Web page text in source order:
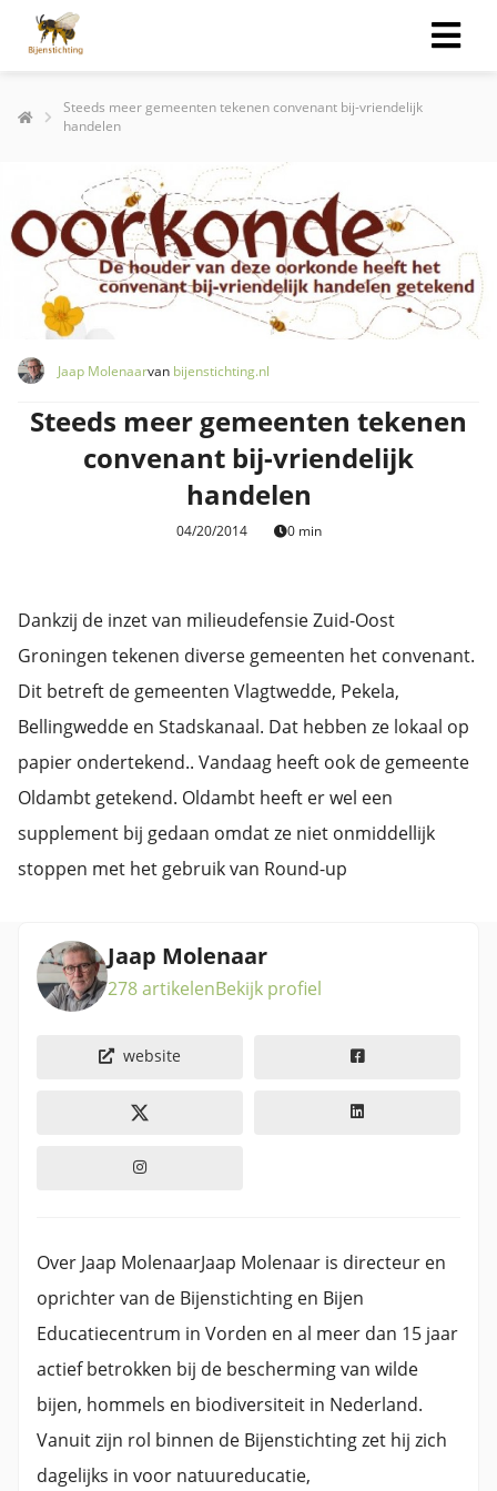
Steeds meer gemeenten tekenen convenant bij-vriendelijk
handelen
Jaap Molenaarvan bijenstichting.nl
Steeds meer gemeenten tekenen
convenant bij-vriendelijk
handelen
04/20/2014 0 min
Dankzij de inzet van milieudefensie Zuid-Oost
Groningen tekenen diverse gemeenten het convenant.
Dit betreft de gemeenten Vlagtwedde, Pekela,
Bellingwedde en Stadskanaal. Dat hebben ze lokaal op
papier ondertekend.. Vandaag heeft ook de gemeente
Oldambt getekend. Oldambt heeft er wel een
supplement bij gedaan omdat ze niet onmiddellijk
stoppen met het gebruik van Round-up
Jaap Molenaar
278 artikelenBekijk profiel
website
Over Jaap MolenaarJaap Molenaar is directeur en
oprichter van de Bijenstichting en Bijen
Educatiecentrum in Vorden en al meer dan 15 jaar
actief betrokken bij de bescherming van wilde
bijen, hommels en biodiversiteit in Nederland.
Vanuit zijn rol binnen de Bijenstichting zet hij zich
dagelijks in voor natuureducatie,